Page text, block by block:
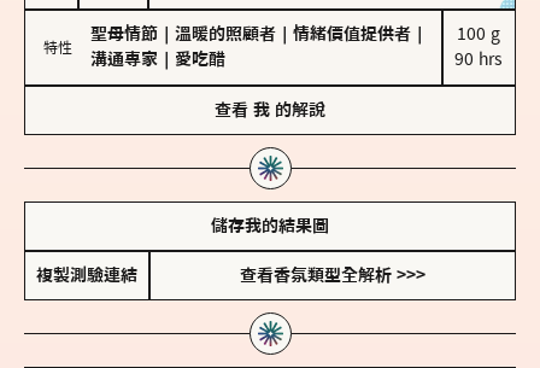
特性
聖母情節 溫暖的照顧者 情緒價值提供者
溝通專家
愛吃醋
100 g
90 hrs
查看 我 的解說
儲存我的結果圖
複製測驗連結 查看香氛類型全解析 >>>